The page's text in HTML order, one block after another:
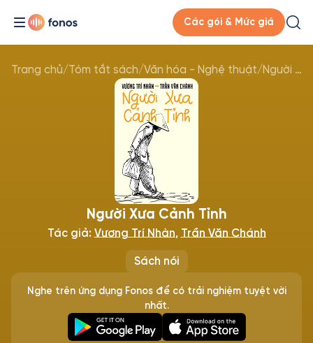
Các gói & Mức giá
Trang chủ/Tóm tắt sách/Văn hóa - Nghệ thuật/ Người Xưa Cảnh Tỉnh
Sách nói
Người Xưa Cảnh Tỉnh
Tác giả: Vương Trí Nhàn, Trần Văn Chánh
Nghe trên ứng dụng Fonos để có trải nghiệm tuyệt vời
nhất.